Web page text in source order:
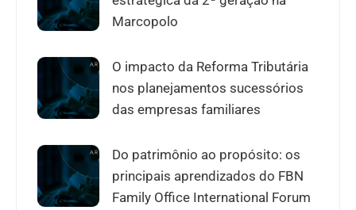
Marcopolo
O impacto da Reforma Tributária
nos planejamentos sucessórios
das empresas familiares
Do patrimônio ao propósito: os
principais aprendizados do FBN
Family Office International Forum